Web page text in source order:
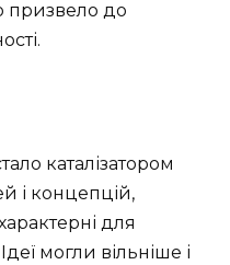
призвело до
каталізатором
і концепцій,
для
могли вільніше і